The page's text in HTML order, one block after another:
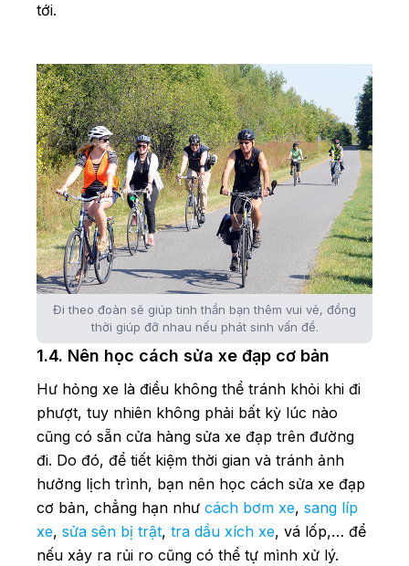
tới.
Đi theo đoàn sẽ giúp tinh thần bạn thêm vui vẻ, đồng
thời giúp đỡ nhau nếu phát sinh vấn đề.
1.4. Nên học cách sửa xe đạp cơ bản
Hư hỏng xe là điều không thể tránh khỏi khi đi
phượt, tuy nhiên không phải bất kỳ lúc nào
cũng có sẵn cửa hàng sửa xe đạp trên đường
đi. Do đó, để tiết kiệm thời gian và tránh ảnh
hưởng lịch trình, bạn nên học cách sửa xe đạp
cơ bản, chẳng hạn như cách bơm xe, sang líp
xe, sửa sên bị trật, tra dầu xích xe, vá lốp,… để
nếu xảy ra rủi ro cũng có thể tự mình xử lý.